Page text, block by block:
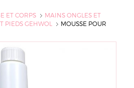
ET CORPS
MAINS ONGLES ET
PIEDS GEHWOL
MOUSSE POUR